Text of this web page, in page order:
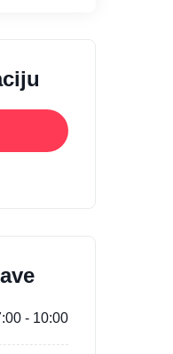
- 10:00